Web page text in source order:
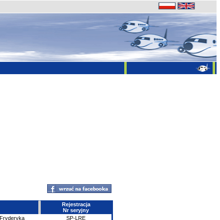
Rejestracja
Nr seryjny
SP-LRE